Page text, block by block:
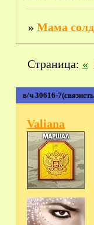
» Мама
в/ч 30616-
Страница: «
Valiana